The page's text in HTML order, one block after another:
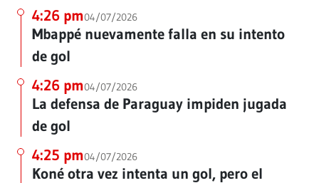
4:26 pm04/07/2026
Mbappé nuevamente falla en su intento
de gol
4:26 pm04/07/2026
La defensa de Paraguay impiden jugada
de gol
4:25 pm04/07/2026
Koné otra vez intenta un gol, pero el